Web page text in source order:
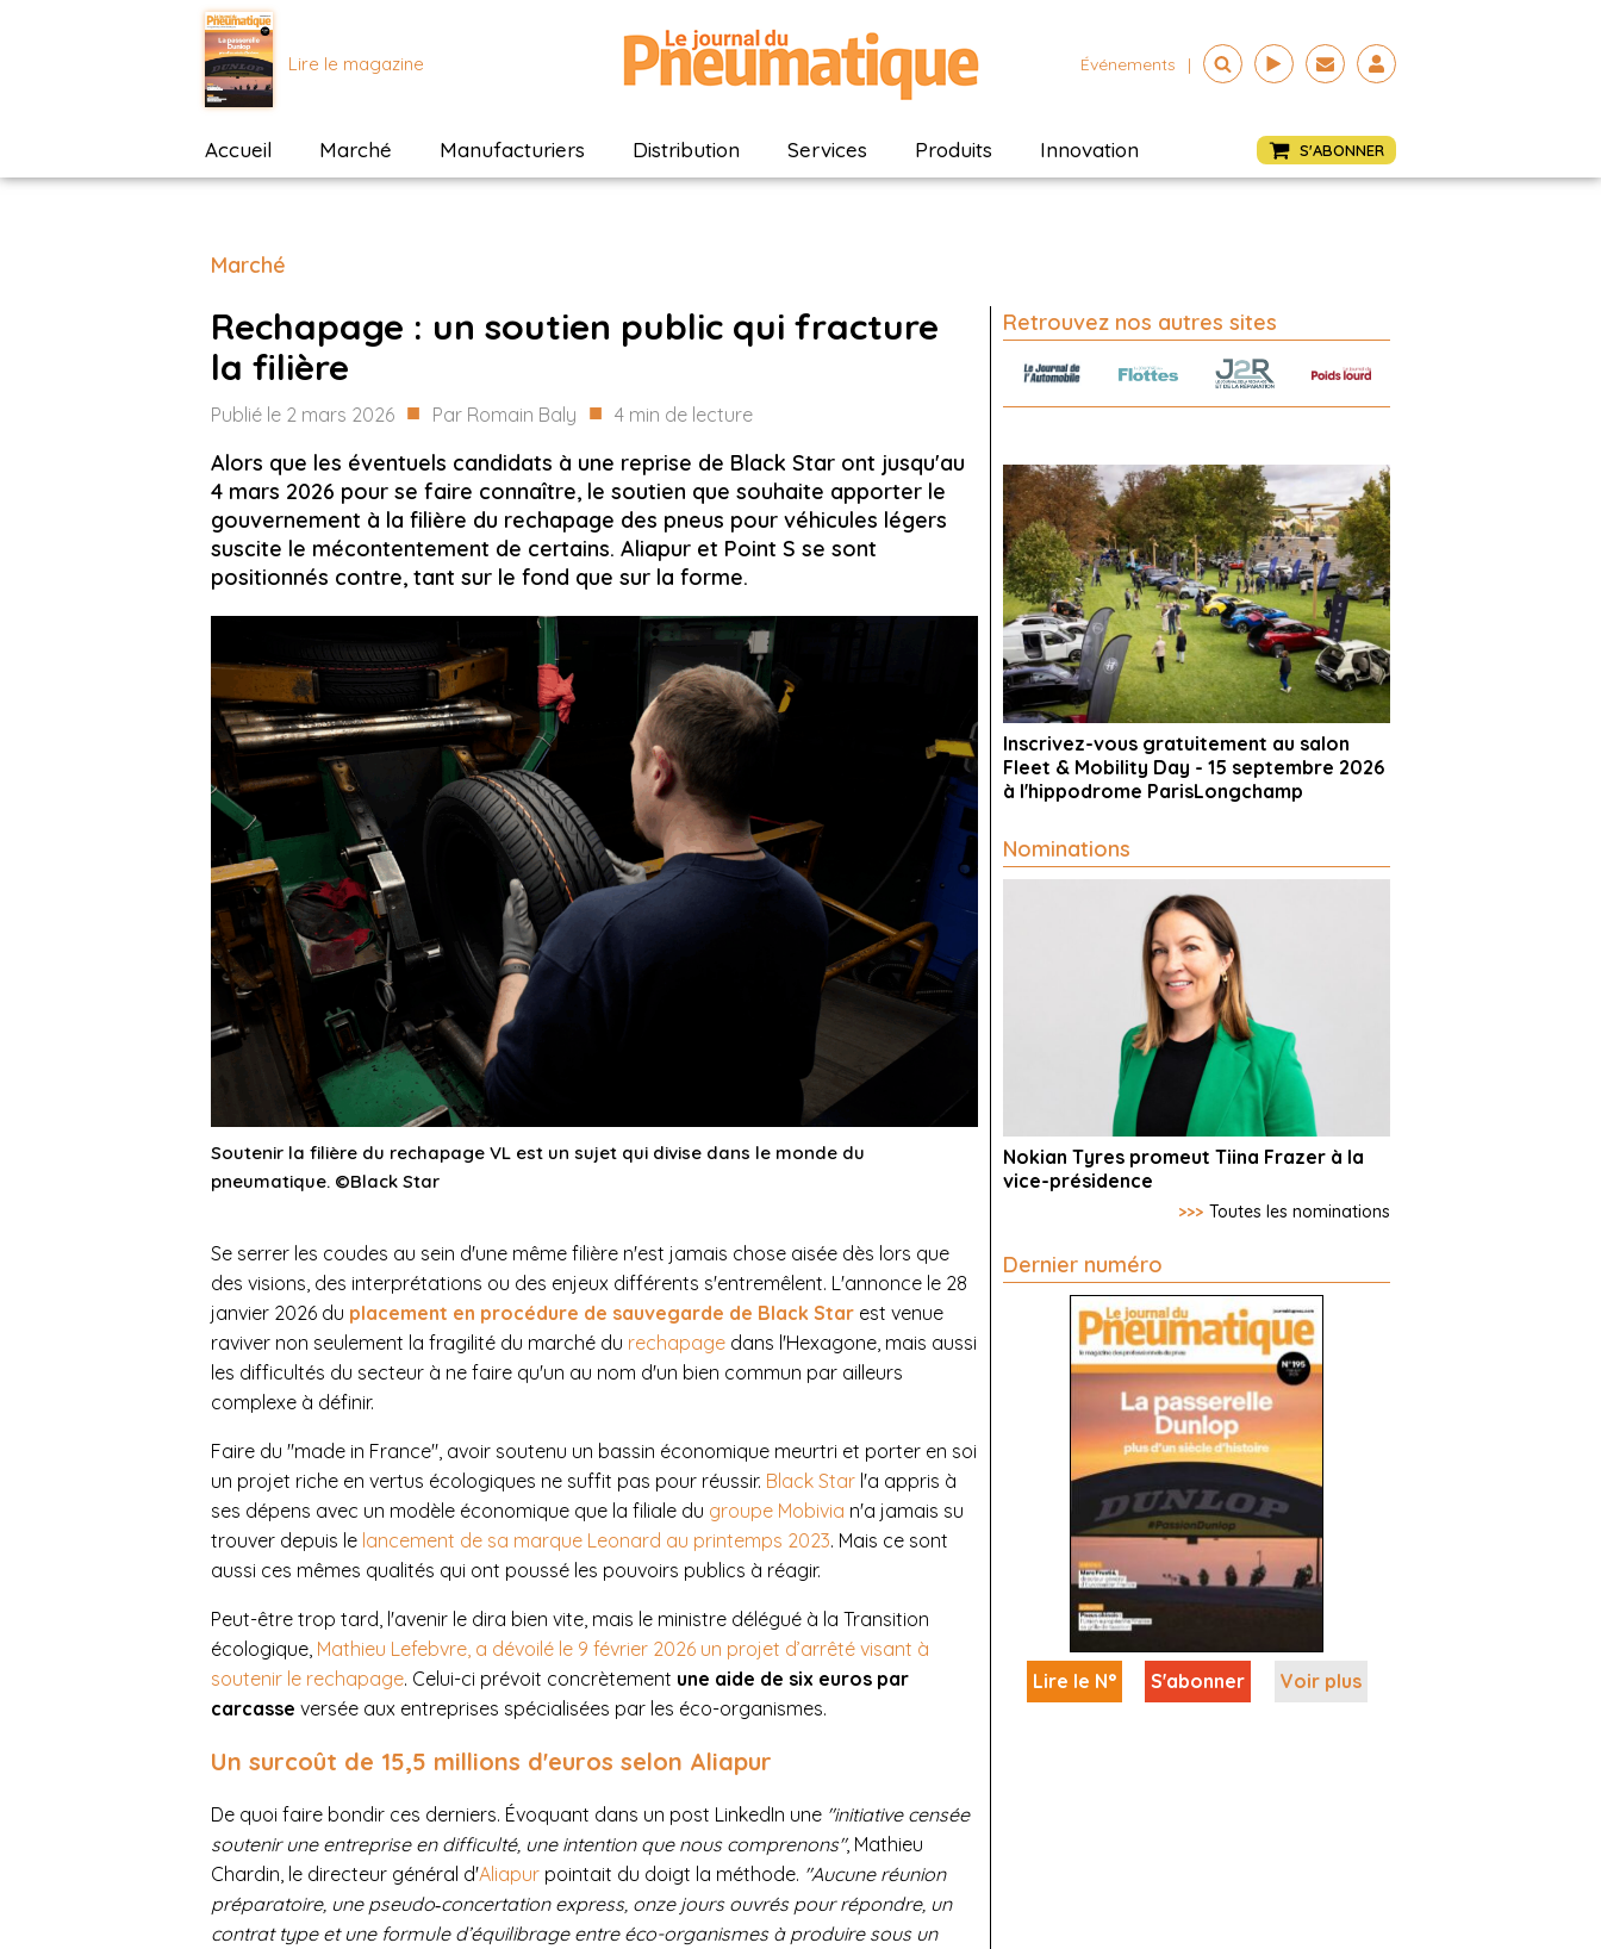
Lire le magazine Événements |
Accueil Marché Manufacturiers Distribution Services Produits Innovation S'ABONNER
Marché
Rechapage : un soutien public qui fracture
la filière
Publié le 2 mars 2026 ■ Par Romain Baly ■ 4 min de lecture
Alors que les éventuels candidats à une reprise de Black Star ont jusqu'au
4 mars 2026 pour se faire connaître, le soutien que souhaite apporter le
gouvernement à la filière du rechapage des pneus pour véhicules légers
suscite le mécontentement de certains. Aliapur et Point S se sont
positionnés contre, tant sur le fond que sur la forme.
Soutenir la filière du rechapage VL est un sujet qui divise dans le monde du
pneumatique. ©Black Star
Se serrer les coudes au sein d'une même filière n'est jamais chose aisée dès lors que
des visions, des interprétations ou des enjeux différents s'entremêlent. L'annonce le 28
janvier 2026 du placement en procédure de sauvegarde de Black Star est venue
raviver non seulement la fragilité du marché du rechapage dans l'Hexagone, mais aussi
les difficultés du secteur à ne faire qu'un au nom d'un bien commun par ailleurs
complexe à définir.
Faire du "made in France", avoir soutenu un bassin économique meurtri et porter en soi
un projet riche en vertus écologiques ne suffit pas pour réussir. Black Star l'a appris à
ses dépens avec un modèle économique que la filiale du groupe Mobivia n'a jamais su
trouver depuis le lancement de sa marque Leonard au printemps 2023. Mais ce sont
aussi ces mêmes qualités qui ont poussé les pouvoirs publics à réagir.
Peut-être trop tard, l'avenir le dira bien vite, mais le ministre délégué à la Transition
écologique, Mathieu Lefebvre, a dévoilé le 9 février 2026 un projet d’arrêté visant à
soutenir le rechapage. Celui-ci prévoit concrètement une aide de six euros par
carcasse versée aux entreprises spécialisées par les éco-organismes.
Un surcoût de 15,5 millions d'euros selon Aliapur
De quoi faire bondir ces derniers. Évoquant dans un post LinkedIn une "initiative censée
soutenir une entreprise en difficulté, une intention que nous comprenons", Mathieu
Chardin, le directeur général d'Aliapur pointait du doigt la méthode. "Aucune réunion
préparatoire, une pseudo‑concertation express, onze jours ouvrés pour répondre, un
contrat type et une formule d’équilibrage entre éco-organismes à produire sous un
Retrouvez nos autres sites
Inscrivez-vous gratuitement au salon
Fleet & Mobility Day - 15 septembre 2026
à l'hippodrome ParisLongchamp
Nominations
Nokian Tyres promeut Tiina Frazer à la
vice-présidence
>>> Toutes les nominations
Dernier numéro
Lire le N° S'abonner Voir plus